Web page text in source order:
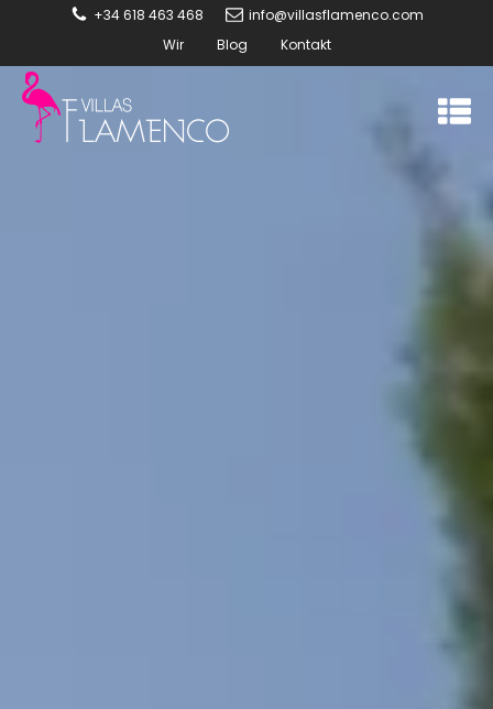
+34 618 463 468
info@villasflamenco.com
Wir
Blog Kontakt